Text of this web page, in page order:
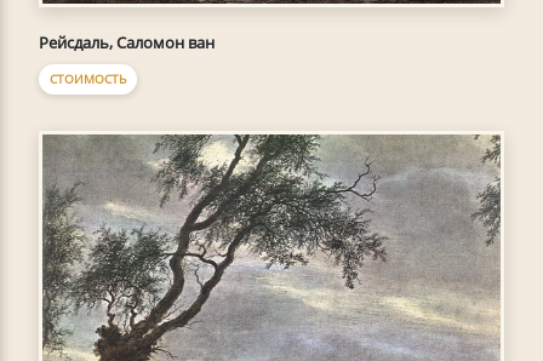
Рейсдаль, Саломон ван
СТОИМОСТЬ